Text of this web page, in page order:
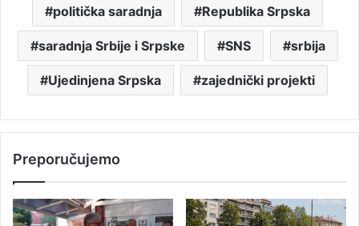
politička saradnja Republika Srpska
saradnja Srbije i Srpske SNS srbija
Ujedinjena Srpska zajednički projekti
Preporučujemo